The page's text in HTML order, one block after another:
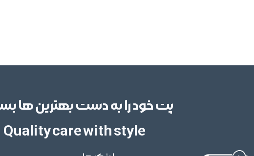
پت خود را به دست بهترین ها
Quality care with style